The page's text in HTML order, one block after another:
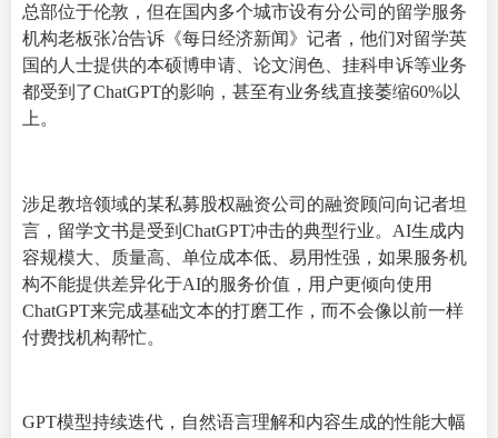
总部位于伦敦，但在国内多个城市设有分公司的留学服务
机构老板张冶告诉《每日经济新闻》记者，他们对留学英
国的人士提供的本硕博申请、论文润色、挂科申诉等业务
都受到了ChatGPT的影响，甚至有业务线直接萎缩60%以
上。
涉足教培领域的某私募股权融资公司的融资顾问向记者坦
言，留学文书是受到ChatGPT冲击的典型行业。AI生成内
容规模大、质量高、单位成本低、易用性强，如果服务机
构不能提供差异化于AI的服务价值，用户更倾向使用
ChatGPT来完成基础文本的打磨工作，而不会像以前一样
付费找机构帮忙。
GPT模型持续迭代，自然语言理解和内容生成的性能大幅